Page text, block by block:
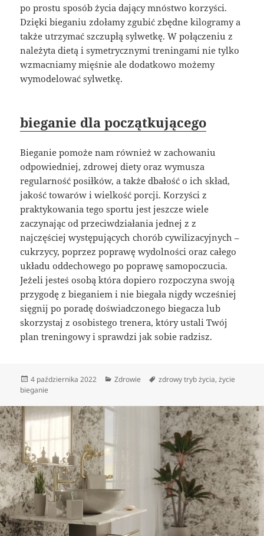
po prostu sposób życia dający mnóstwo korzyści.
Dzięki bieganiu zdołamy zgubić zbędne kilogramy a
także utrzymać szczupłą sylwetkę. W połączeniu z
należyta dietą i symetrycznymi treningami nie tylko
wzmacniamy mięśnie ale dodatkowo możemy
wymodelować sylwetkę.
bieganie dla początkującego
Bieganie pomoże nam również w zachowaniu
odpowiedniej, zdrowej diety oraz wymusza
regularność posiłków, a także dbałość o ich skład,
jakość towarów i wielkość porcji. Korzyści z
praktykowania tego sportu jest jeszcze wiele
zaczynając od przeciwdziałania jednej z z
najczęściej występujących chorób cywilizacyjnych –
cukrzycy, poprzez poprawę wydolności oraz całego
układu oddechowego po poprawę samopoczucia.
Jeżeli jesteś osobą która dopiero rozpoczyna swoją
przygodę z bieganiem i nie biegała nigdy wcześniej
sięgnij po poradę doświadczonego biegacza lub
skorzystaj z osobistego trenera, który ustali Twój
plan treningowy i sprawdzi jak sobie radzisz.
Data
publikacji
4 października 2022 Kategorie
Zdrowie Tagi
zdrowy tryb życia,życie
bieganie